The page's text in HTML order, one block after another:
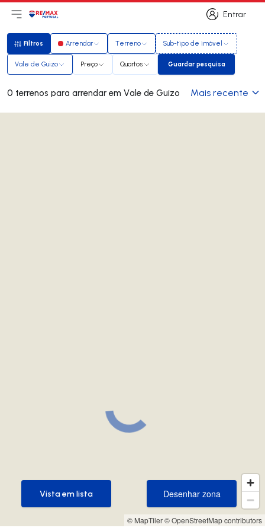
Entrar
Entrar
Abri menu principal
LogoIr para página inicial
Filtros
Filtros Arrendar Terreno Sub-tipo de imóvel
Vale de Guizo Preço Quartos Guardar pesquisa
Guardar pesquisa
0 terrenos para arrendar em Vale de Guizo Mais recente
© MapTiler© OpenStreetMap contributors
Desenhar zona
Desenhar zona
Vista em lista
Vista em lista